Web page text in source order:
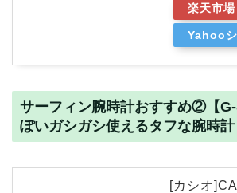
楽天市場
Yahoo
サーフィン腕時計おすすめ②【
ぽいガシガシ使えるタフな腕時計
[カシオ